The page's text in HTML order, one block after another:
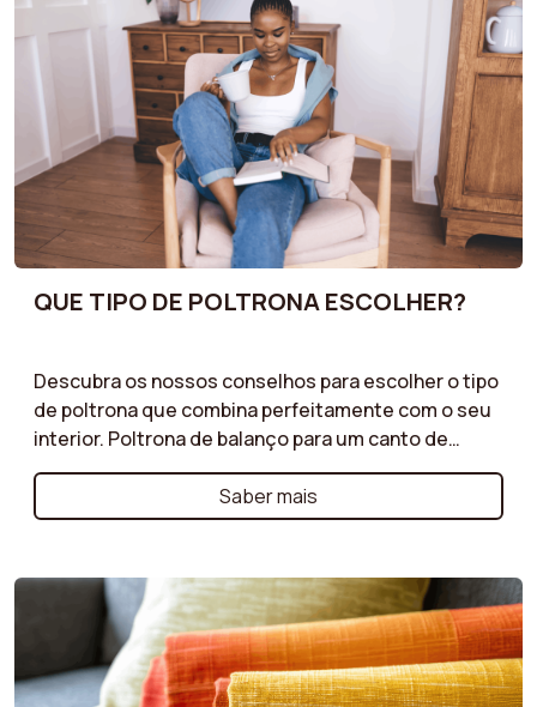
QUE TIPO DE POLTRONA ESCOLHER?
Descubra os nossos conselhos para escolher o tipo
de poltrona que combina perfeitamente com o seu
interior. Poltrona de balanço para um canto de
relaxamento, poltrona crapaud para um toque
elegante, ou poltrona club para um estilo
intemporal: ajudamo-lo a compreender as
suas necessidades de conforto e espaço, encontre
a poltrona que se integrará harmoniosamente na
sua decoração, trazendo caráter à sua sala. Faça a
escolha certa para um interior prático e elegante!
Saber mais